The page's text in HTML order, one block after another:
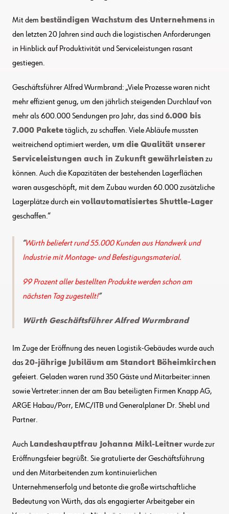
Mit dem beständigen Wachstum des Unternehmens in
den letzten 20 Jahren sind auch die logistischen Anforderungen
in Hinblick auf Produktivität und Serviceleistungen rasant
gestiegen.
Geschäftsführer Alfred Wurmbrand: „Viele Prozesse waren nicht
mehr effizient genug, um den jährlich steigenden Durchlauf von
mehr als 600.000 Sendungen pro Jahr, das sind 6.000 bis
7.000 Paketetäglich, zu schaffen. Viele Abläufe mussten
weitreichend optimiert werden, um die Qualität unserer
Serviceleistungen auch in Zukunft gewährleisten zu
können. Auch die Kapazitäten der bestehenden Lagerflächen
waren ausgeschöpft, mit dem Zubau wurden 60.000 zusätzliche
Lagerplätze durch ein vollautomatisiertes Shuttle-Lager
geschaffen.“
Würth beliefert rund 55.000 Kunden aus Handwerk und
Industrie mit Montage- und Befestigungsmaterial.
99 Prozent aller bestellten Produkte werden schon am
nächsten Tag zugestellt!
Würth Geschäftsführer Alfred Wurmbrand
Im Zuge der Eröffnung des neuen Logistik-Gebäudes wurde auch
das20-jährige Jubiläum am Standort Böheimkirchen
gefeiert. Geladen waren rund 350 Gäste und Mitarbeiter:innen
sowie Vertreter:innen der am Bau beteiligten Firmen Knapp AG,
ARGE Habau/Porr, EMC/ITB und Generalplaner Dr. Shebl und
Partner.
Auch Landeshauptfrau Johanna Mikl-Leitnerwurde zur
Eröffnungsfeier begrüßt. Sie gratulierte der Geschäftsführung
und den Mitarbeitenden zum kontinuierlichen
Unternehmenserfolg und betonte die große wirtschaftliche
Bedeutung von Würth, das als engagierter Arbeitgeber ein